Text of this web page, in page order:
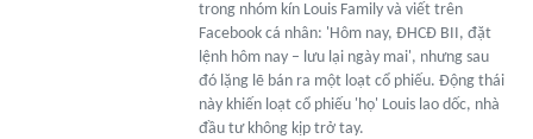
trong nhóm kín Louis Family và viết trên
Facebook cá nhân: 'Hôm nay, ĐHCĐ BII, đặt
lệnh hôm nay – lưu lại ngày mai', nhưng sau
đó lặng lẽ bán ra một loạt cổ phiếu. Động thái
này khiến loạt cổ phiếu 'họ' Louis lao dốc, nhà
đầu tư không kịp trở tay.